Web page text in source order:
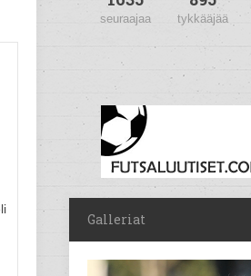
seuraajaa tykkääjää
Galleriat